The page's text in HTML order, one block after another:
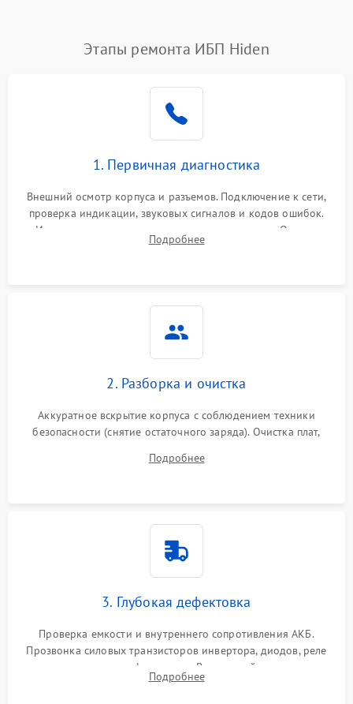
Этапы ремонта ИБП Hiden
1. Первичная диагностика
Внешний осмотр корпуса и разъемов. Подключение к сети,
проверка индикации, звуковых сигналов и кодов ошибок.
Измерение входного и выходного напряжения. Оценка
реакции ИБП на отключение основного питания без
Подробнее
2. Разборка и очистка
Аккуратное вскрытие корпуса с соблюдением техники
безопасности (снятие остаточного заряда). Очистка плат,
и кистей для предотвращения перегрева и замыканий.
Подробнее
3. Глубокая дефектовка
Проверка емкости и внутреннего сопротивления АКБ.
Прозвонка силовых транзисторов инвертора, диодов, реле
переключения и трансформатора. Визуальный поиск вздутых
конденсаторов и прогаров на печатной плате.
Подробнее